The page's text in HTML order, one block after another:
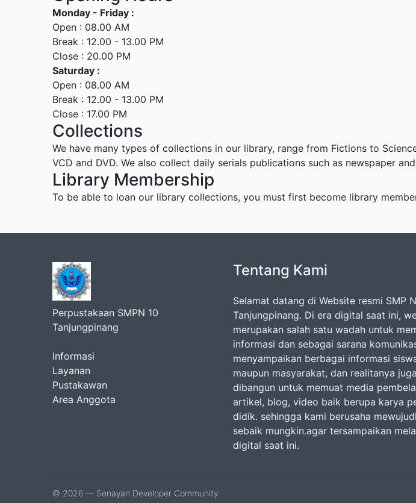
Monday - Friday :
Open : 08.00 AM
Break : 12.00 - 13.00 PM
Close : 20.00 PM
Saturday :
Open : 08.00 AM
Break : 12.00 - 13.00 PM
Close : 17.00 PM
Collections
We have many types of collections in our library, range from Fictions to
VCD and DVD. We also collect daily serials publications such as newspaper
Library Membership
To be able to loan our library collections, you must first become library
Perpustakaan SMPN 10
Tanjungpinang
Informasi
Layanan
Pustakawan
Area Anggota
Tentang Kami
Selamat datang di Website resmi SMP
Tanjungpinang. Di era digital saat ini,
merupakan salah satu wadah untuk
informasi dan sebagai sarana
menyampaikan berbagai informasi
maupun masyarakat, dan realitanya
dibangun untuk memuat media
artikel, blog, video baik berupa karya
didik. sehingga kami berusaha
sebaik mungkin.agar tersampaikan
digital saat ini.
© 2026 — Senayan Developer Community